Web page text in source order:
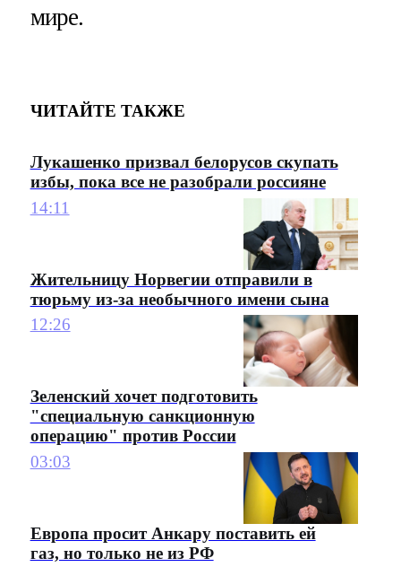
мире.
ЧИТАЙТЕ ТАКЖЕ
Лукашенко призвал белорусов скупать
избы, пока все не разобрали россияне
14:11
Жительницу Норвегии отправили в
тюрьму из-за необычного имени сына
12:26
Зеленский хочет подготовить
"специальную санкционную
операцию" против России
03:03
Европа просит Анкару поставить ей
газ, но только не из РФ